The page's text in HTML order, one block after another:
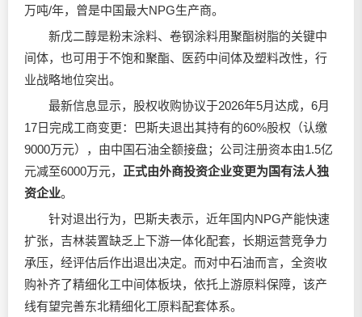
万吨/年，曾是中国最大NPG生产商。
新戊二醇是粉末涂料、卷钢涂料用聚酯树脂的关键中
间体，也可用于不饱和聚酯、医药中间体及塑料改性，行
业战略地位突出。
最新信息显示，股权收购协议于2026年5月达成，6月
17日完成工商变更：巴斯夫退出其持有的60%股权（认缴
9000万元），由中国石油全额接盘；公司注册资本由1.5亿
元减至6000万元， 正式由外商投资企业变更为国有法人独
资企业。
针对退出行为，巴斯夫表示，近年国内NPG产能快速
扩张，吉林装置缺乏上下游一体化配套，长期运营竞争力
承压，经评估后作出退出决定。而对中石油而言，全资收
购补齐了精细化工中间体板块，依托上游原料保障，该产
线有望完善东北精细化工原料配套体系。